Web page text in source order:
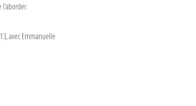
avec Emmanuelle